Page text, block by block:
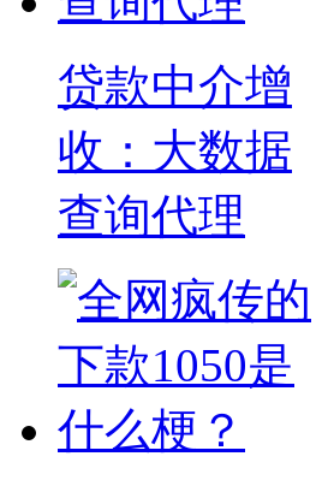
贷款中介增
收：大数据
查询代理